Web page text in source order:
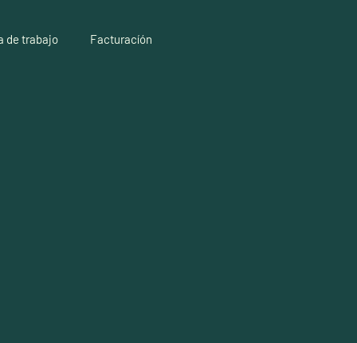
de trabajo Facturacíón